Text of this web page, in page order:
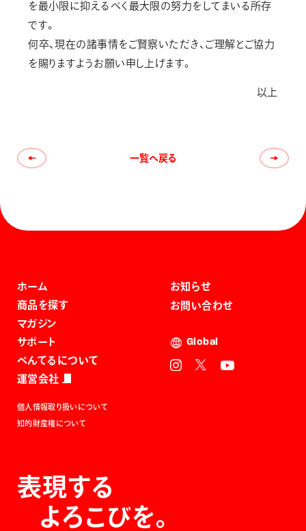
を最小限に抑えるべく最大限の努力をしてまいる所存
です。
何卒、現在の諸事情をご賢察いただき、ご理解とご協力
を賜りますようお願い申し上げます。
以上
一覧へ戻る
ホーム
商品を探す
マガジン
サポート
ぺんてるについて
運営会社
お知らせ
お問い合わせ
Global
個人情報取り扱いについて
知的財産権について
表現する
よろこびを。